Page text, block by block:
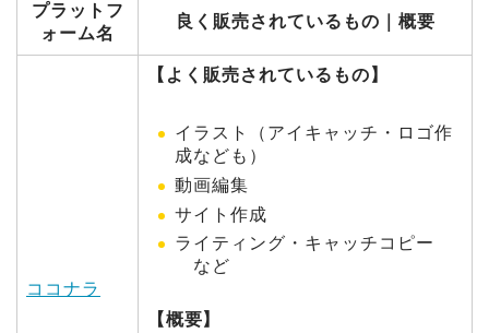
プラットフ
ォーム名
良く販売されているもの｜概要
ココナラ
【よく販売されているもの】
イラスト（アイキャッチ・ロゴ作
成なども）
動画編集
サイト作成
ライティング・キャッチコピー
など
【概要】